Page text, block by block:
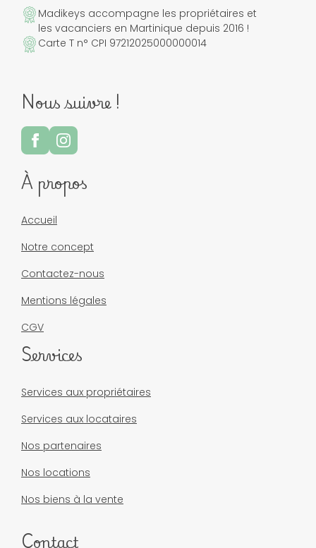
Madikeys accompagne les propriétaires et
les vacanciers en Martinique depuis 2016 !
Carte T n° CPI 97212025000000014
Nous suivre !
À propos
Accueil
Notre concept
Contactez-nous
Mentions légales
CGV
Services
Services aux propriétaires
Services aux locataires
Nos partenaires
Nos locations
Nos biens à la vente
Contact